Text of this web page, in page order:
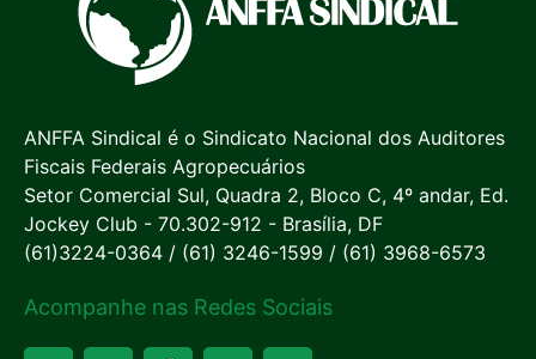
ANFFA Sindical é o Sindicato Nacional dos Auditores
Fiscais Federais Agropecuários
Setor Comercial Sul, Quadra 2, Bloco C, 4º andar, Ed.
Jockey Club - 70.302-912 - Brasília, DF
(61)3224-0364 / (61) 3246-1599 / (61) 3968-6573
Acompanhe nas Redes Sociais